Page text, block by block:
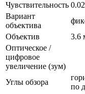
Чувствительность
Вариант
объектива
Объектив
3.6
Оптическое /
цифровое
увеличение (зум)
Углы обзора
по